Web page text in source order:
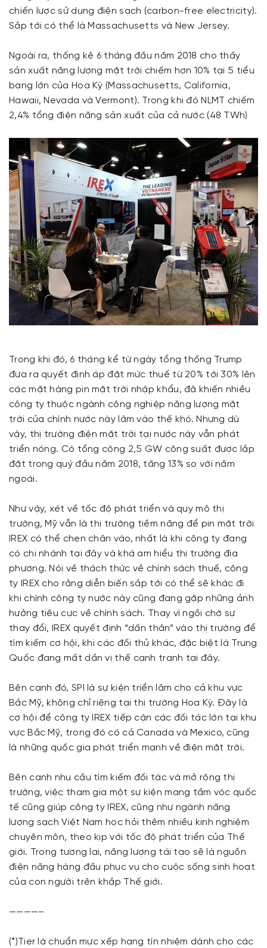
chiến lược sử dụng điện sạch (carbon-free electricity).
Sắp tới có thể là Massachusetts và New Jersey.
Ngoài ra, thống kê 6 tháng đầu năm 2018 cho thấy
sản xuất năng lượng mặt trời chiếm hơn 10% tại 5 tiểu
bang lớn của Hoa Kỳ (Massachusetts, California,
Hawaii, Nevada và Vermont). Trong khi đó NLMT chiếm
2,4% tổng điện năng sản xuất của cả nước (48 TWh)
Trong khi đó, 6 tháng kể từ ngày tổng thống Trump
đưa ra quyết định áp đặt mức thuế từ 20% tới 30% lên
các mặt hàng pin mặt trời nhập khẩu, đã khiến nhiều
công ty thuộc ngành công nghiệp năng lượng mặt
trời của chính nước này lâm vào thế khó. Nhưng dù
vậy, thị trường điện mặt trời tại nước này vẫn phát
triển nóng. Có tổng cộng 2,5 GW công suất được lắp
đặt trong quý đầu năm 2018, tăng 13% so với năm
ngoái.
Như vậy, xét về tốc độ phát triển và quy mô thị
trường, Mỹ vẫn là thị trường tiềm năng để pin mặt trời
IREX có thể chen chân vào, nhất là khi công ty đang
có chi nhánh tại đây và khá am hiểu thị trường địa
phương. Nói về thách thức về chính sách thuế, công
ty IREX cho rằng diễn biến sắp tới có thể sẽ khác đi
khi chính công ty nước này cũng đang gặp những ảnh
hưởng tiêu cực về chính sách. Thay vì ngồi chờ sự
thay đổi, IREX quyết định “dấn thân” vào thị trường để
tìm kiếm cơ hội, khi các đối thủ khác, đặc biệt là Trung
Quốc đang mất dần vị thế cạnh tranh tại đây.
Bên cạnh đó, SPI là sự kiện triển lãm cho cả khu vực
Bắc Mỹ, không chỉ riêng tại thị trường Hoa Kỳ. Đây là
cơ hội để công ty IREX tiếp cận các đối tác lớn tại khu
vực Bắc Mỹ, trong đó có cả Canada và Mexico, cũng
là những quốc gia phát triển mạnh về điện mặt trời.
Bên cạnh nhu cầu tìm kiếm đối tác và mở rộng thị
trường, việc tham gia một sự kiện mang tầm vóc quốc
tế cũng giúp công ty IREX, cũng như ngành năng
lượng sạch Việt Nam học hỏi thêm nhiều kinh nghiệm
chuyên môn, theo kịp với tốc độ phát triển của Thế
giới. Trong tương lai, năng lượng tái tạo sẽ là nguồn
điện năng hàng đầu phục vụ cho cuộc sống sinh hoạt
của con người trên khắp Thế giới.
————–
(*)Tier là chuẩn mực xếp hạng tín nhiệm dành cho các